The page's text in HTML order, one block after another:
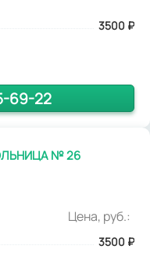
3500 ₽
69-22
№ 26
Цена, руб.:
3500 ₽